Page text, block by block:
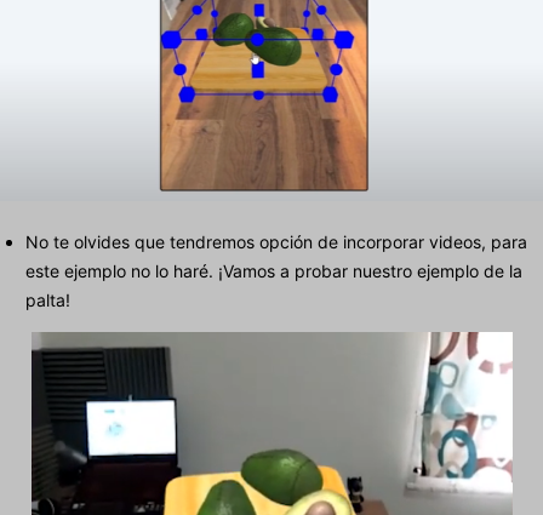
No te olvides que tendremos opción de incorporar videos, para
este ejemplo no lo haré. ¡Vamos a probar nuestro ejemplo de la
palta!